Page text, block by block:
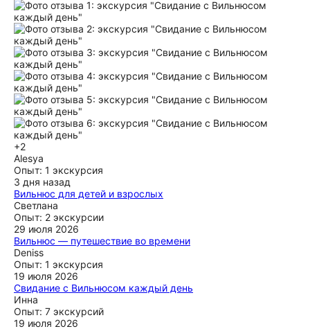
+2
Alesya
Опыт: 1 экскурсия
3 дня назад
Вильнюс для детей и взрослых
От души рекомендую экскурсию с Людмилой! Я хотела
открыть Вильнюс своему девятилетнему сыну, и Людмила
стала именно тем человеком, благодаря которому это
удалось. Она не просто провела экскурсию, а смогла
сделать так, чтобы Вильнюс для него ожил. Людмила -
настоящий профессионал. Несмотря на то, что экскурсия
рассчитана на детей, взрослым она тоже будет очень
интересна. Особенно понравились доброта, широкий
кругозор, эрудиция, гибкий подход и умение чувствовать
своих слушателей. Отдельно хочется отметить, как легко
Людмила нашла общий язык с сыном. Обычно он довольно
Светлана
Опыт: 2 экскурсии
29 июля 2026
Вильнюс — путешествие во времени
Нам очень понравилась экскурсия с Индирой. Мы были
первый раз в Вильнюсе, много узнали, много увидели.
Город живописный и интересный. Спасибо Индира!
ещё
Deniss
Опыт: 1 экскурсия
19 июля 2026
Свидание с Вильнюсом каждый день
Экскурсия с Людмилой оставила самые приятные
впечатления! Она очень увлекательно и интересно
рассказывает, благодаря чему два часа пролетели
Инна
Опыт: 7 экскурсий
19 июля 2026